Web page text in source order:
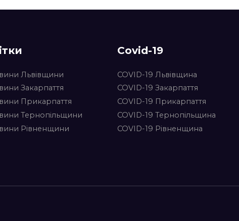
Львівщини
Закарпаття
Прикарпаття
Тернопільщини
Рівненщини
Covid-19
COVID-19 Львівщина
COVID-19 Закарпаття
COVID-19 Прикарпаття
COVID-19 Тернопільщина
COVID-19 Рівненщина